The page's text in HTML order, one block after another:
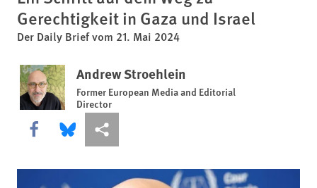
Gerechtigkeit in Gaza und Israel
Der Daily Brief vom 21. Mai 2024
Andrew Stroehlein
Former European Media and Editorial
Director
Share this via Facebook
Share this via Bluesky
More sharing options